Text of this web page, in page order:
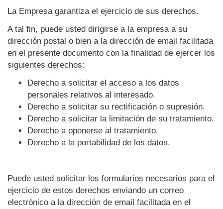
La Empresa garantiza el ejercicio de sus derechos.
A tal fin, puede usted dirigirse a la empresa a su
dirección postal o bien a la dirección de email facilitada
en el presente documento con la finalidad de ejercer los
siguientes derechos:
Derecho a solicitar el acceso a los datos
personales relativos al interesado.
Derecho a solicitar su rectificación o supresión.
Derecho a solicitar la limitación de su tratamiento.
Derecho a oponerse al tratamiento.
Derecho a la portabilidad de los datos.
Puede usted solicitar los formularios necesarios para el
ejercicio de estos derechos enviando un correo
electrónico a la dirección de email facilitada en el